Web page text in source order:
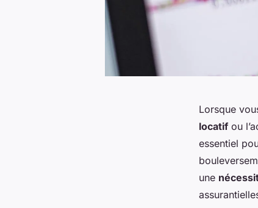
Lorsque
locatif ou
essentiel
une